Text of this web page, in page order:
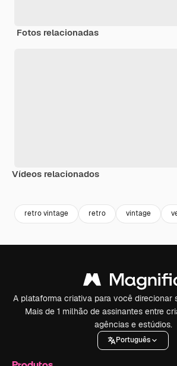
Fotos relacionadas
Vídeos relacionados
retro vintage retro vintage
A plataforma criativa para você direcionar
Mais de 1 milhão de assinantes entre
agências e estúdios.
Português